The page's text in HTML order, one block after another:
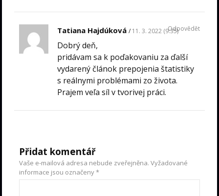
Tatiana Hajdúková 11. 3. 2022 (9:35)
Dobrý deň,
pridávam sa k poďakovaniu za ďalší
vydarený článok prepojenia štatistiky
s reálnymi problémami zo života.
Prajem veľa síl v tvorivej práci.
Odpovědět
Přidat komentář
Vaše e-mailová adresa nebude zveřejněna. Vyžadované
informace jsou označeny*